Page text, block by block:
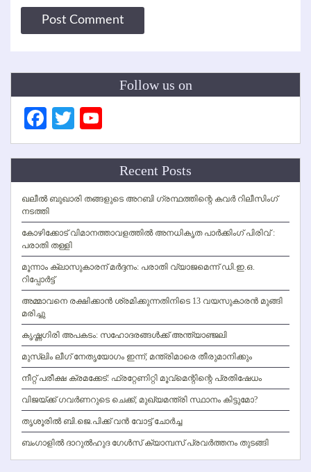
Follow us on
Facebook
Twitter
Channel
Recent Posts
ഖലീല്‍ ബുഖാരി തങ്ങളുടെ അറബി ഗ്രന്ഥത്തിന്റെ കവര്‍ റിലീസിംഗ്
നടത്തി
കോഴിക്കോട് വിമാനത്താവളത്തില്‍ അനധികൃത പാര്‍ക്കിംഗ് പിരിവ് :
പരാതി തള്ളി
മൂന്നാം ക്ലാസുകാരന് മര്‍ദ്ദനം: പരാതി വ്യാജമെന്ന് ഡി.ഇ.ഒ.
റിപ്പോര്‍ട്ട്
അമ്മാവനെ രക്ഷിക്കാന്‍ ശ്രമിക്കുന്നതിനിടെ 13 വയസുകാരന്‍ മുങ്ങി
മരിച്ചു
കൃഷ്ണഗിരി അപകടം: സഹോദരങ്ങള്‍ക്ക് അന്ത്യാഞ്ജലി
മുസ്ലിം ലീഗ് നേതൃയോഗം ഇന്ന്; മന്ത്രിമാരെ തീരുമാനിക്കും
നീറ്റ് പരീക്ഷ ക്രമക്കേട്: ഫ്രറ്റേണിറ്റി മൂവ്‌മെന്റിന്റെ പ്രതിഷേധം
വിജയ്ക്ക് ഗവര്‍ണറുടെ ചെക്ക്; മുഖ്യമന്ത്രി സ്ഥാനം കിട്ടുമോ?
തൃശൂരില്‍ ബി.ജെ.പിക്ക് വന്‍ വോട്ട് ചോര്‍ച്ച
ബംഗാളില്‍ ദാറുല്‍ഹുദ ഗേള്‍സ് ക്യാമ്പസ് പ്രവര്‍ത്തനം തുടങ്ങി